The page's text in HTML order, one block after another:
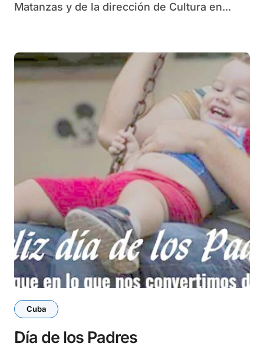
Matanzas y de la dirección de Cultura en...
Cuba
Día de los Padres